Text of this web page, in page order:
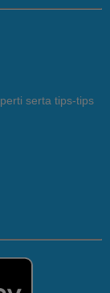
serta tips-tips